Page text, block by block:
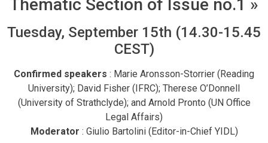
Thematic Section of Issue no.1 »
Tuesday, September 15th (14.30-15.45
CEST)
Confirmed speakers : Marie Aronsson-Storrier (Reading
University); David Fisher (IFRC); Therese O’Donnell
(University of Strathclyde); and Arnold Pronto (UN Office
Legal Affairs)
Moderator : Giulio Bartolini (Editor-in-Chief YIDL)